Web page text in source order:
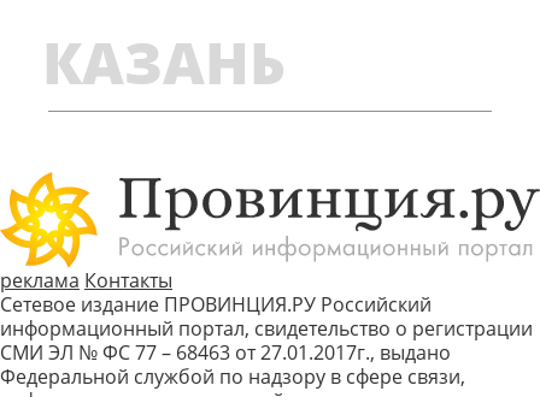
КАЗАНЬ
реклама Контакты
Сетевое издание ПРОВИНЦИЯ.РУ Российский
информационный портал, свидетельство о регистрации
СМИ ЭЛ № ФС 77 – 68463 от 27.01.2017г., выдано
Федеральной службой по надзору в сфере связи,